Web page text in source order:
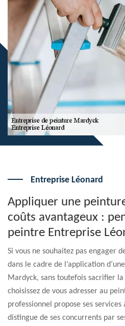
Entreprise Léonard
Appliquer une
coûts avantageux :
peintre Entreprise
Si vous ne souhaitez pas engager
dans le cadre de l’application
Mardyck, sans toutefois sacrifier
choisissez de vous adresser au
professionnel propose ses
distingue de ses concurrents par